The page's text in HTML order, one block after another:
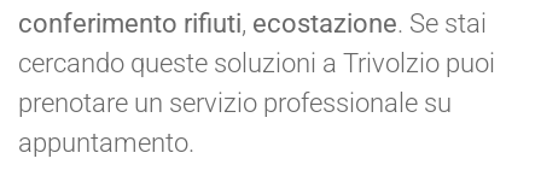
conferimento rifiuti, ecostazione. Se stai
cercando queste soluzioni a Trivolzio puoi
prenotare un servizio professionale su
appuntamento.